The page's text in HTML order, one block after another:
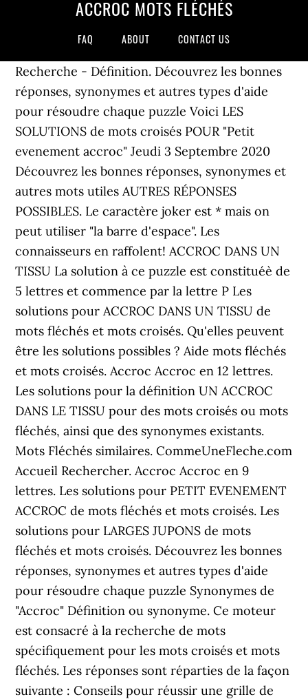
ACCROC MOTS FLÉCHÉS
FAQ ABOUT CONTACT US
Recherche - Définition. Découvrez les bonnes
réponses, synonymes et autres types d'aide
pour résoudre chaque puzzle Voici LES
SOLUTIONS de mots croisés POUR "Petit
evenement accroc" Jeudi 3 Septembre 2020
Découvrez les bonnes réponses, synonymes et
autres mots utiles AUTRES RÉPONSES
POSSIBLES. Le caractère joker est * mais on
peut utiliser "la barre d'espace". Les
connaisseurs en raffolent! ACCROC DANS UN
TISSU La solution à ce puzzle est constituéè de
5 lettres et commence par la lettre P Les
solutions pour ACCROC DANS UN TISSU de
mots fléchés et mots croisés. Qu'elles peuvent
être les solutions possibles ? Aide mots fléchés
et mots croisés. Accroc Accroc en 12 lettres.
Les solutions pour la définition UN ACCROC
DANS LE TISSU pour des mots croisés ou mots
fléchés, ainsi que des synonymes existants.
Mots Fléchés similaires. CommeUneFleche.com
Accueil Rechercher. Accroc Accroc en 9
lettres. Les solutions pour PETIT EVENEMENT
ACCROC de mots fléchés et mots croisés. Les
solutions pour LARGES JUPONS de mots
fléchés et mots croisés. Découvrez les bonnes
réponses, synonymes et autres types d'aide
pour résoudre chaque puzzle Synonymes de
"Accroc" Définition ou synonyme. Ce moteur
est consacré à la recherche de mots
spécifiquement pour les mots croisés et mots
fléchés. Les réponses sont réparties de la façon
suivante : Conseils pour réussir une grille de